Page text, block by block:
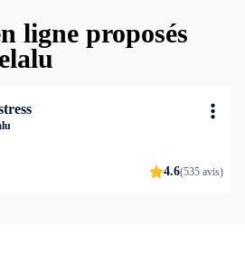
ligne proposés
4.6(535 avis)